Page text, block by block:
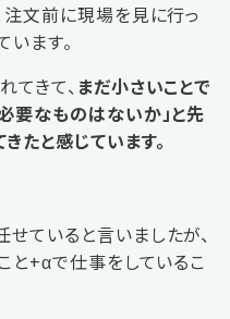
注文前に現場を見に行っ
ます。
てきて、 まだ小さいことで
要なものはないか」と先
たと感じています。
ていると言いましたが、
と+αで仕事をしているこ